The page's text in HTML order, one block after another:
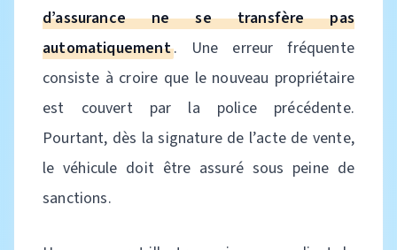
d’assurance ne se transfère pas
automatiquement. Une erreur fréquente
consiste à croire que le nouveau propriétaire
est couvert par la police précédente.
Pourtant, dès la signature de l’acte de vente,
le véhicule doit être assuré sous peine de
sanctions.